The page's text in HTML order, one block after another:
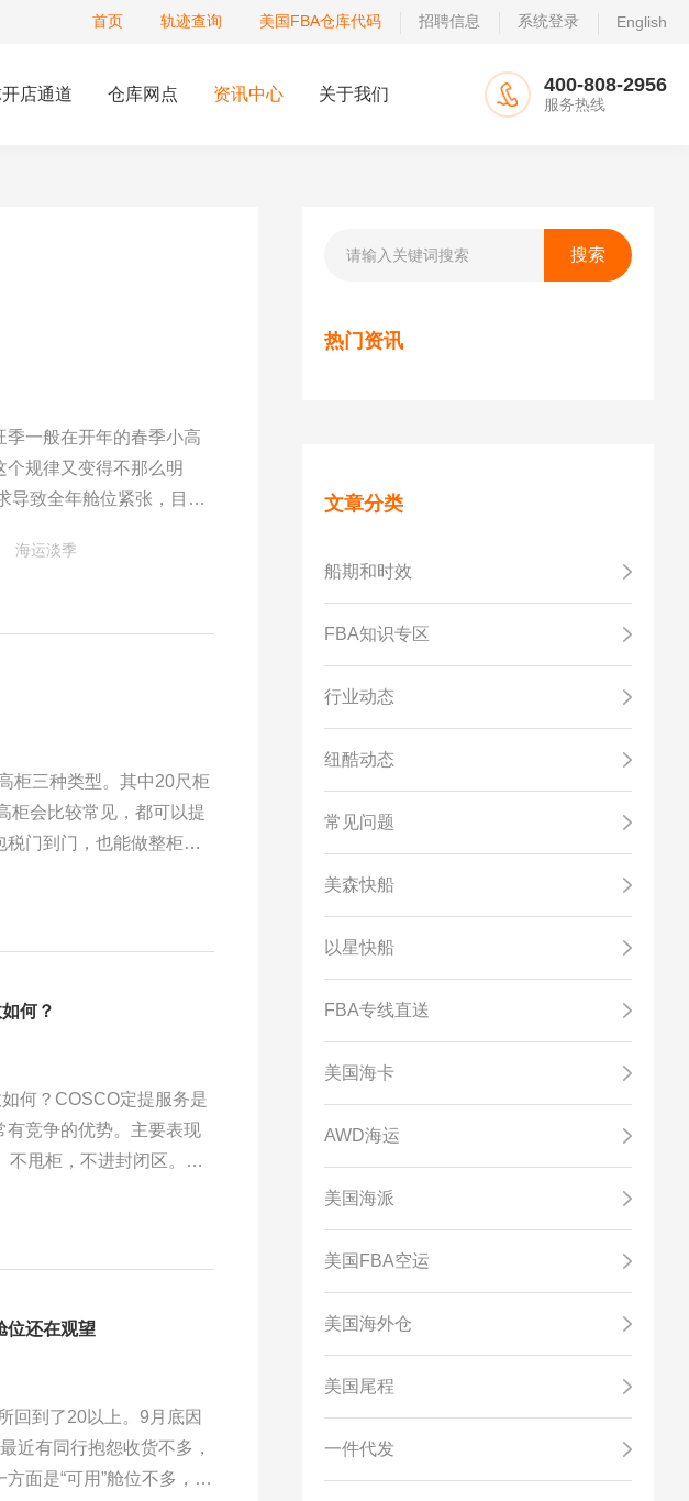
首页 轨迹查询 美国FBA仓库代码 招聘信息 系统登录 English
店通道 仓库网点 资讯中心 关于我们 400-808-2956
服务热线
一般在开年的春季小高
规律又变得不那么明
导致全年舱位紧张，目的
可以节省物流成本，这
海运淡季
柜三种类型。其中20尺柜
柜会比较常见，都可以提
门到门，也能做整柜送
何？
何？COSCO定提服务是
有竞争的优势。主要表现
不甩柜，不进封闭区。在
位还在观望
回到了20以上。9月底因
近有同行抱怨收货不多，
面是“可用”舱位不多，一
热门资讯
文章分类
船期和时效
FBA知识专区
行业动态
纽酷动态
常见问题
美森快船
以星快船
FBA专线直送
美国海卡
AWD海运
美国海派
美国FBA空运
美国海外仓
美国尾程
一件代发